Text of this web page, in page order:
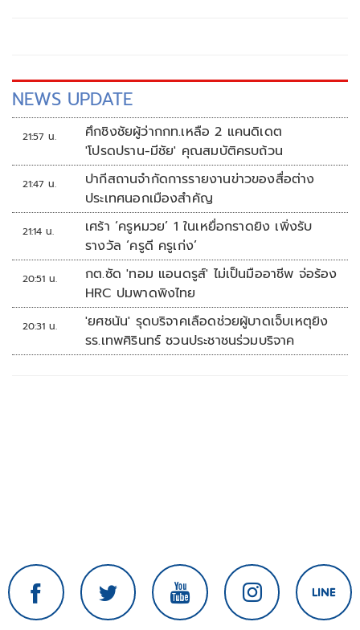
NEWS UPDATE
21:57 น.
ศึกชิงชัยผู้ว่ากกท.เหลือ 2 แคนดิเดต
'โปรดปราน-มีชัย' คุณสมบัติครบถ้วน
21:47 น.
ปากีสถานจำกัดการรายงานข่าวของสื่อต่าง
ประเทศนอกเมืองสำคัญ
21:14 น.
เศร้า ‘ครูหมวย’ 1 ในเหยื่อกราดยิง เพิ่งรับ
รางวัล ‘ครูดี ครูเก่ง’
20:51 น.
กต.ซัด 'ทอม แอนดรูส์' ไม่เป็นมืออาชีพ จ่อร้อง
HRC ปมพาดพิงไทย
20:31 น.
'ยศชนัน' รุดบริจาคเลือดช่วยผู้บาดเจ็บเหตุยิง
รร.เทพศิรินทร์ ชวนประชาชนร่วมบริจาค